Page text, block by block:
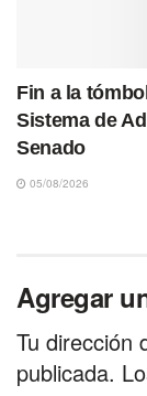
Fin a la
Sistema de
Senado
05/08/2026
Agregar
Tu dirección
publicada.